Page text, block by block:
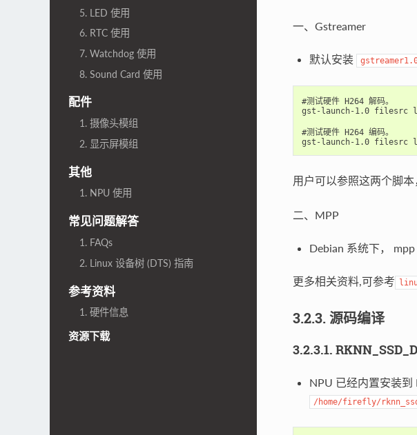
5. LED 使用
6. RTC 使用
7. Watchdog 使用
8. Sound Card 使用
配件
1. 摄像头模组
2. 显示屏模组
其他
1. NPU 使用
常见问题解答
1. FAQs
2. Linux 设备树 (DTS) 指南
参考资料
1. 硬件信息
资源下载
一、Gstreamer
默认安装
#测试硬件 H264 解码。
gst-launch-1.0 filesrc
#测试硬件 H264 编码。
用户可以参照这两个脚
二、MPP
Debian 系统下，
更多相关资料,可参考
3.2.3. 源码编译
3.2.3.1.
NPU 已经内置安装到
/home/firefly/